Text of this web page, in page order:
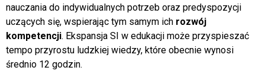
nauczania do indywidualnych potrzeb oraz predyspozycji
uczących się, wspierając tym samym ich rozwój
kompetencji. Ekspansja SI w edukacji może przyspieszać
tempo przyrostu ludzkiej wiedzy, które obecnie wynosi
średnio 12 godzin.